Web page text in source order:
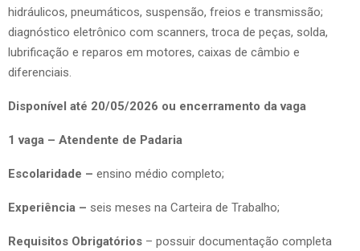
hidráulicos, pneumáticos, suspensão, freios e transmissão;
diagnóstico eletrônico com scanners, troca de peças, solda,
lubrificação e reparos em motores, caixas de câmbio e
diferenciais.
Disponível até 20/05/2026 ou encerramento da vaga
1 vaga – Atendente de Padaria
Escolaridade – ensino médio completo;
Experiência – seis meses na Carteira de Trabalho;
Requisitos Obrigatórios – possuir documentação completa